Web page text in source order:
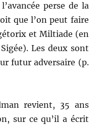
perse de la
que l’on peut faire
et Miltiade (en
Les deux sont
futur adversaire (p.
revient, 35 ans
sur ce qu’il a écrit